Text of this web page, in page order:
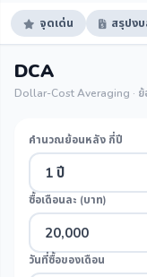
จุดเด่น สรุปง
DCA
Dollar-Cost Averaging ·
คำนวณย้อนหลัง กี่ปี
1 ปี
ซื้อเดือนละ (บาท)
20,000
วันที่ซื้อของเดือน